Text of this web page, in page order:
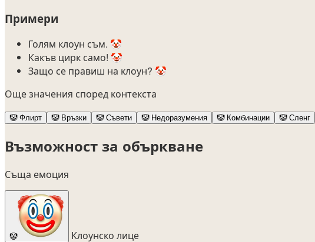
Примери
Голям клоун съм. 🤡
Какъв цирк само! 🤡
Защо се правиш на клоун? 🤡
Още значения според контекста
🤡Флирт 🤡Връзки 🤡Съвети 🤡Недоразумения 🤡Комбинации 🤡Сленг
Възможност за объркване
Съща емоция
🤡
Клоунско лице